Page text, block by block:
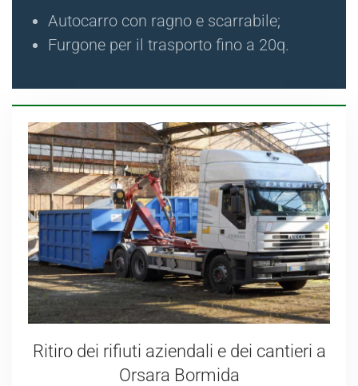
Autocarro con ragno e scarrabile;
Furgone per il trasporto fino a 20q.
Ritiro dei rifiuti aziendali e dei cantieri a
Orsara Bormida